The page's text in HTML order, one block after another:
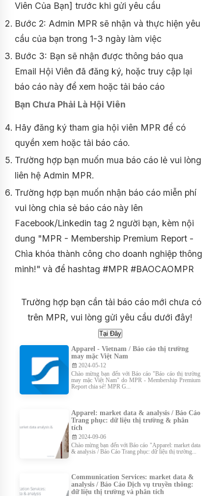
Viên Của Bạn] trước khi gửi yêu cầu
Bước 2: Admin MPR sẽ nhận và thực hiện yêu
cầu của bạn trong 1-3 ngày làm việc
Bước 3: Bạn sẽ nhận được thông báo qua
Email Hội Viên đã đăng ký, hoặc truy cập lại
báo cáo này để xem hoặc tải báo cáo
Bạn Chưa Phải Là Hội Viên
Hãy đăng ký tham gia hội viên MPR để có
quyền xem hoặc tải báo cáo.
Trường hợp bạn muốn mua báo cáo lẻ vui lòng
liên hệ Admin MPR.
Trường hợp bạn muốn nhận báo cáo miễn phí
vui lòng chia sẻ báo cáo này lên
Facebook/Linkedin tag 2 người bạn, kèm nội
dung "MPR - Membership Premium Report -
Chìa khóa thành công cho doanh nghiệp thông
minh!" và để hashtag #MPR #BAOCAOMPR
Trường hợp bạn cần tải báo cáo mới chưa có
trên MPR, vui lòng gửi yêu cầu dưới đây!
Apparel - Vietnam / Báo cáo thị trường
may mặc Việt Nam
2024-05-12
Chào mừng bạn đến với Báo cáo "Báo cáo thị trường
may mặc Việt Nam" do MPR - Membership Premium
Report chia sẻ! MPR G...
Apparel: market data & analysis / Báo Cáo
Trang phục: dữ liệu thị trường & phân
tích
2024-09-06
Chào mừng bạn đến với Báo cáo "Apparel: market data
& analysis / Báo Cáo Trang phục: dữ liệu thị trường...
Communication Services: market data &
analysis / Báo Cáo Dịch vụ truyền thông:
dữ liệu thị trường và phân tích